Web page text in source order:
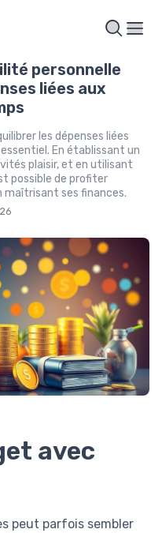
personnelle
liées aux
les dépenses liées
En établissant un
plaisir, et en utilisant
possible de profiter
maîtrisant ses finances.
avec
peut parfois sembler